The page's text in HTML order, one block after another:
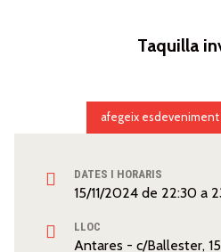
Taquilla
DATES I HORARIS
15/11/2024 de 22:30 a
LLOC
Antares - c/Ballester, 15
afegeix esdeveniment